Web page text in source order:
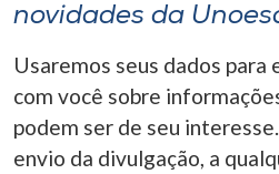
A+
novidades da
Usaremos seus dados
com você sobre
podem ser de seu
envio da divulgação, a